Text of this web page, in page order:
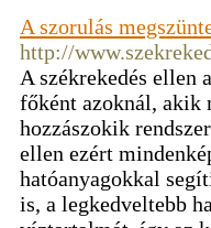
A szorulás
http://
A székrekedés ellen
főként azoknál, akik
hozzászokik
ellen ezért
hatóanyagokkal
is, a legkedveltebb